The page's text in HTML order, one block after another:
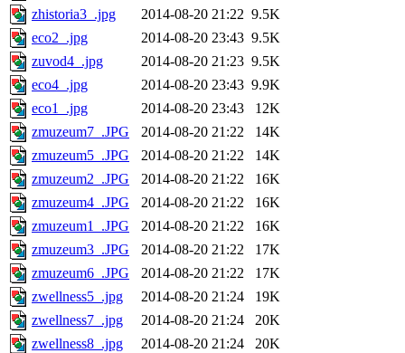
zhistoria3_.jpg
2014-08-20 21:22 9.5K
eco2_.jpg
2014-08-20 23:43 9.5K
zuvod4_.jpg
2014-08-20 21:23 9.5K
eco4_.jpg
2014-08-20 23:43 9.9K
eco1_.jpg
2014-08-20 23:43
12K
zmuzeum7_.JPG
2014-08-20 21:22
14K
zmuzeum5_.JPG
2014-08-20 21:22
14K
zmuzeum2_.JPG
2014-08-20 21:22
16K
zmuzeum4_.JPG
2014-08-20 21:22
16K
zmuzeum1_.JPG
2014-08-20 21:22
16K
zmuzeum3_.JPG
2014-08-20 21:22
17K
zmuzeum6_.JPG
2014-08-20 21:22
17K
zwellness5_.jpg
2014-08-20 21:24
19K
zwellness7_.jpg
2014-08-20 21:24
20K
zwellness8_.jpg
2014-08-20 21:24
20K